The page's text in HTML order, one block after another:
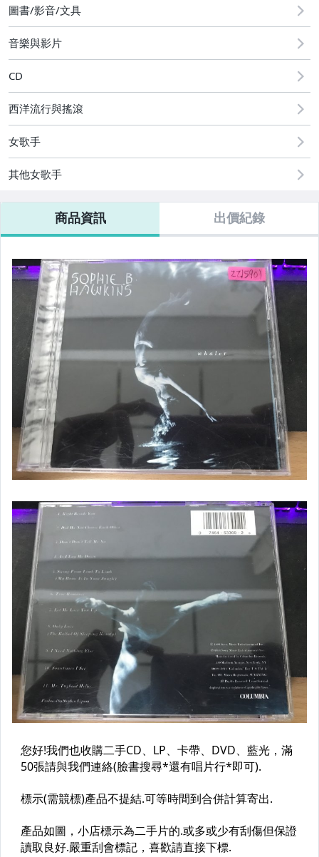
圖書/影音/文具
音樂與影片
CD
西洋流行與搖滾
女歌手
其他女歌手
商品資訊 出價紀錄